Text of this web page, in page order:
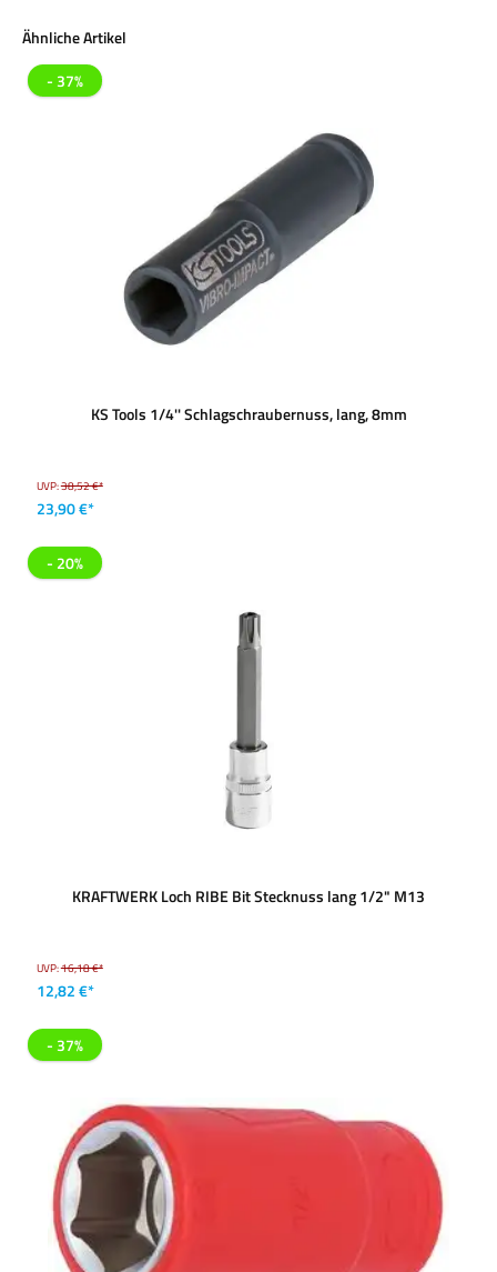
Produktgalerie überspringen
Ähnliche Artikel
- 37%
KS Tools 1/4'' Schlagschraubernuss, lang, 8mm
UVP:38,52 €*
23,90 €*
- 20%
KRAFTWERK Loch RIBE Bit Stecknuss lang 1/2" M13
UVP:16,18 €*
12,82 €*
- 37%